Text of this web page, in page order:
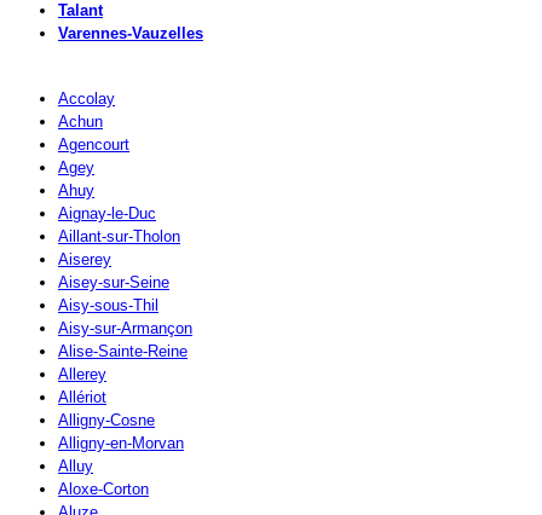
Talant
Varennes-Vauzelles
Accolay
Achun
Agencourt
Agey
Ahuy
Aignay-le-Duc
Aillant-sur-Tholon
Aiserey
Aisey-sur-Seine
Aisy-sous-Thil
Aisy-sur-Armançon
Alise-Sainte-Reine
Allerey
Allériot
Alligny-Cosne
Alligny-en-Morvan
Alluy
Aloxe-Corton